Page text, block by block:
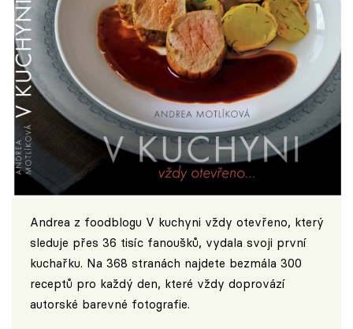
Andrea z foodblogu V kuchyni vždy otevřeno, který
sleduje přes 36 tisíc fanoušků, vydala svoji první
kuchařku. Na 368 stranách najdete bezmála 300
receptů pro každý den, které vždy doprovází
autorské barevné fotografie.